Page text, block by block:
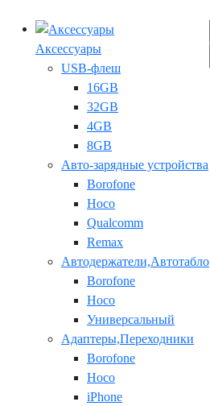
Аксессуары
USB-флеш
16GB
32GB
4GB
8GB
Авто-зарядные устройства
Borofone
Hoco
Qualcomm
Remax
Автодержатели,Автотабло
Borofone
Hoco
Универсальный
Адаптеры,Переходники
Borofone
Hoco
iPhone